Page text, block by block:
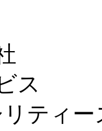
ス
ティー